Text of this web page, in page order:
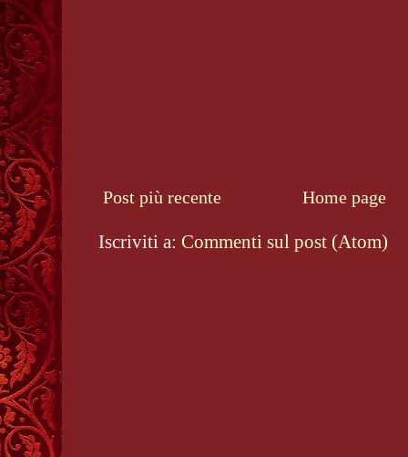
Post più recente Home page
Iscriviti a: Commenti sul post (Atom)